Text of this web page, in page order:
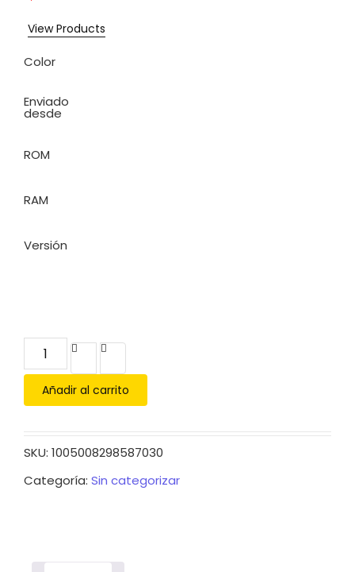
View Products
Color
Enviado
desde
ROM
RAM
Versión
Añadir al carrito
SKU: 1005008298587030
Categoría: Sin categorizar